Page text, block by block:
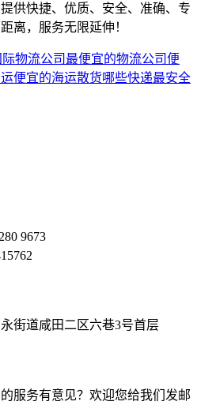
供快捷、优质、安全、准确、专
离，服务无限延伸！
物流公司最便宜的物流公司便
便宜的海运散货哪些快递最安全
9673
街道咸田二区六巷3号首层
服务有意见？欢迎您给我们发邮